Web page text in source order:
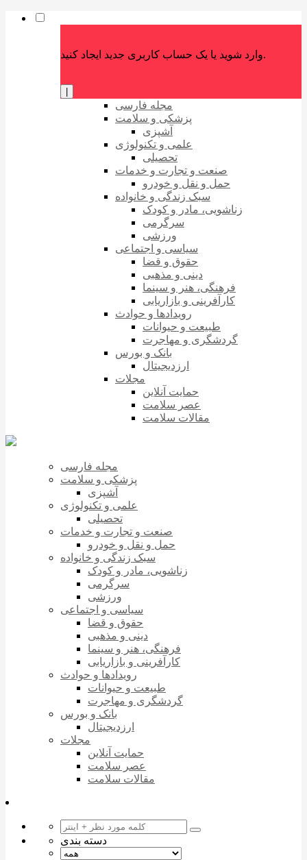
وارد شوید یا یک حساب کاربری جدید ایجاد کنید.
مجله فارسی
پزشکی و سلامت
آشپزی
علمی و تکنولوژی
تحصیلی
صنعت و تجارت و خدمات
حمل و نقل و خودرو
سبک زندگی و خانواده
زناشویی، مادر و کودک
سرگرمی
ورزشی
سیاسی و اجتماعی
حقوق و قضا
دینی و مذهبی
فرهنگی، هنر و سینما
کارآفرینی و بازاریابی
رویدادها و حوادث
طبیعت و حیوانات
گردشگری و مهاجرت
بانک و بورس
ارزدیجیتال
مجلات
حمایت آنلاین
عصر سلامت
مقالات سلامت
مجله فارسی
پزشکی و سلامت
آشپزی
علمی و تکنولوژی
تحصیلی
صنعت و تجارت و خدمات
حمل و نقل و خودرو
سبک زندگی و خانواده
زناشویی، مادر و کودک
سرگرمی
ورزشی
سیاسی و اجتماعی
حقوق و قضا
دینی و مذهبی
فرهنگی، هنر و سینما
کارآفرینی و بازاریابی
رویدادها و حوادث
طبیعت و حیوانات
گردشگری و مهاجرت
بانک و بورس
ارزدیجیتال
مجلات
حمایت آنلاین
عصر سلامت
مقالات سلامت
دسته بندی